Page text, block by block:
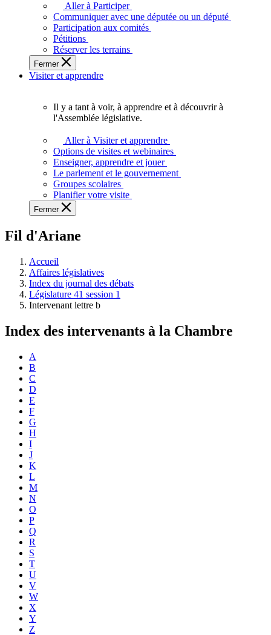
plein
potentiel,
l'Assemblée
a
besoin
de
Aller à Participer
Communiquer avec une députée ou un député
Participation aux comités
Pétitions
Réserver les terrains
Fermer
Visiter et apprendre
voir,
apprendre
et
à
à
législative.
Il y a tant à voir, à apprendre et à découvrir à
l'Assemblée législative.
Aller à Visiter et apprendre
Options de visites et webinaires
Enseigner, apprendre et jouer
Le parlement et le gouvernement
Groupes scolaires
Planifier votre visite
Fermer
Fil d'Ariane
Accueil
Affaires législatives
Index du journal des débats
Législature 41 session 1
Intervenant lettre b
Index des intervenants à la Chambre
A
B
C
D
E
F
G
H
I
J
K
L
M
N
O
P
Q
R
S
T
U
V
W
X
Y
Z